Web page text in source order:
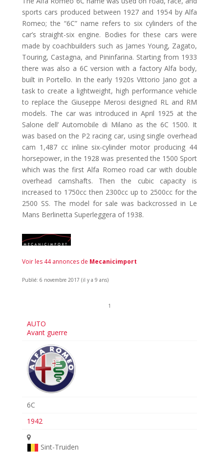
sports cars produced between 1927 and 1954 by Alfa
Romeo; the “6C” name refers to six cylinders of the
car’s straight-six engine. Bodies for these cars were
made by coachbuilders such as James Young, Zagato,
Touring, Castagna, and Pininfarina. Starting from 1933
there was also a 6C version with a factory Alfa body,
built in Portello. In the early 1920s Vittorio Jano got a
task to create a lightweight, high performance vehicle
to replace the Giuseppe Merosi designed RL and RM
models. The car was introduced in April 1925 at the
Salone dell’ Automobile di Milano as the 6C 1500. It
was based on the P2 racing car, using single overhead
cam 1,487 cc inline six-cylinder motor producing 44
horsepower, in the 1928 was presented the 1500 Sport
which was the first Alfa Romeo road car with double
overhead camshafts. Then the cubic capacity is
increased to 1750cc then 2300cc up to 2500cc for the
2500 SS. The model for sale was backcrossed in Le
Mans Berlinetta Superleggera of 1938.
Voir les 44 annonces de Mecanicimport
Publié: 6 novembre 2017 (il y a 9 ans)
1
AUTO
Avant guerre
6C
1942
Sint-Truiden